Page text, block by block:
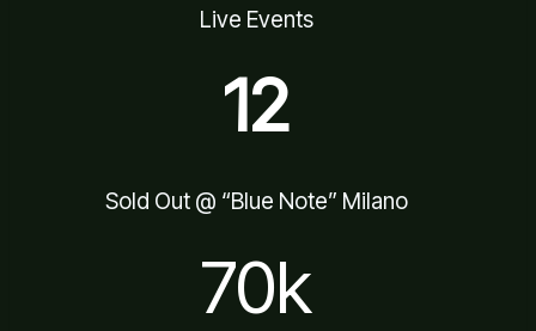
Live Events
12
Sold Out @ “Blue Note” Milano
70k